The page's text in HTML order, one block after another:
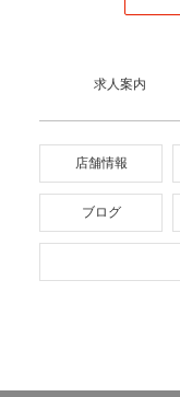
求人案内
店舗情報
ブログ